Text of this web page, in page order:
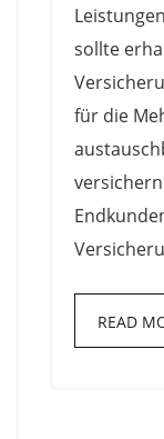
sollte
für die
READ